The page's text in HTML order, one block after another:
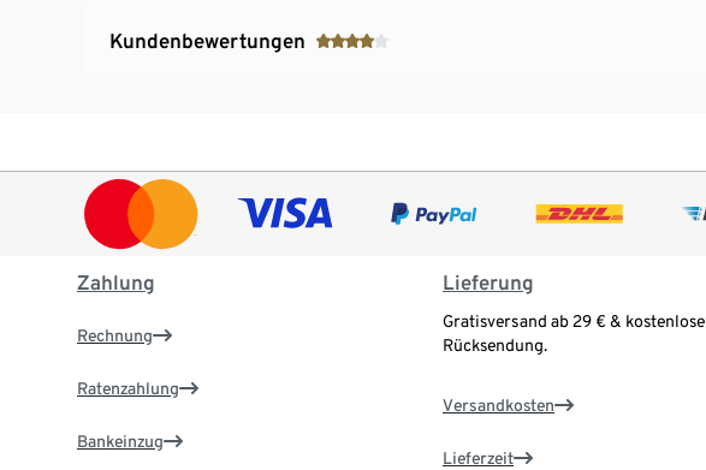
Kundenbewertungen
Zahlung
Rechnung
Ratenzahlung
Bankeinzug
Lieferung
Gratisversand ab 29 € & kostenlose
Rücksendung.
Versandkosten
Lieferzeit